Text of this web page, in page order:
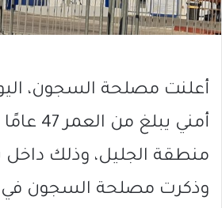
أعلنت مصلحة السجون،
أمني يبلغ
منطقة الجليل، وذلك
وذكرت مصلحة السجون